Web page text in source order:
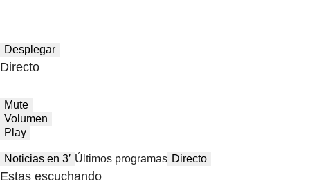
Desplegar
Directo
Mute
Volumen
Play
Noticias en 3′ Últimos programas Directo
Estas escuchando